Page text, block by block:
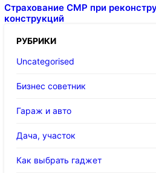
Страхование СМР при
конструкций
РУБРИКИ
Uncategorised
Бизнес советник
Гараж и авто
Дача, участок
Как выбрать гаджет